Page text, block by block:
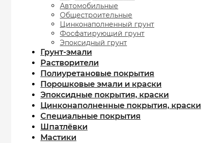
Автомобильные
Общестроительные
Цинконаполненный грунт
Фосфатирующий грунт
Эпоксидный грунт
Грунт-эмали
Растворители
Полиуретановые покрытия
Порошковые эмали и краски
Эпоксидные покрытия, краски
Цинконаполненные покрытия, краски
Специальные покрытия
Шпатлёвки
Мастики